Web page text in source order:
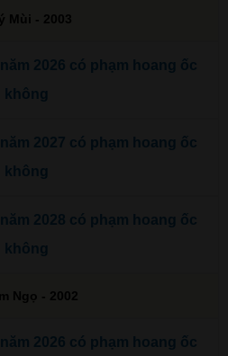
Mùi - 2003
2026 có phạm hoang ốc
không
2027 có phạm hoang ốc
không
2028 có phạm hoang ốc
không
Ngọ - 2002
2026 có phạm hoang ốc